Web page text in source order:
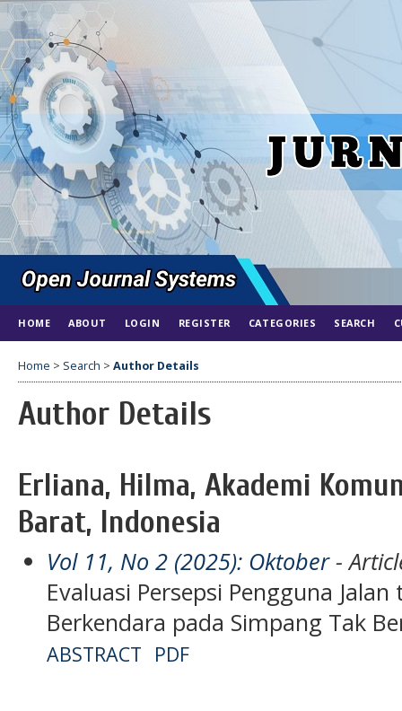
HOME ABOUT LOGIN REGISTER CATEGORIES SEARCH
Home > Search > Author Details
Author Details
Erliana, Hilma, Akademi
Barat, Indonesia
Vol 11, No 2 (2025): Oktober-
Evaluasi Persepsi Pengguna
Berkendara pada Simpang Tak
ABSTRACT PDF